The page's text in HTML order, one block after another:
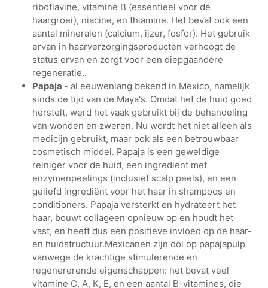
riboflavine, vitamine B (essentieel voor de
haargroei), niacine, en thiamine. Het bevat ook een
aantal mineralen (calcium, ijzer, fosfor). Het gebruik
ervan in haarverzorgingsproducten verhoogt de
status ervan en zorgt voor een diepgaandere
regeneratie..
Papaja - al eeuwenlang bekend in Mexico, namelijk
sinds de tijd van de Maya's. Omdat het de huid goed
herstelt, werd het vaak gebruikt bij de behandeling
van wonden en zweren. Nu wordt het niet alleen als
medicijn gebruikt, maar ook als een betrouwbaar
cosmetisch middel. Papaja is een geweldige
reiniger voor de huid, een ingrediënt met
enzymenpeelings (inclusief scalp peels), en een
geliefd ingrediënt voor het haar in shampoos en
conditioners. Papaja versterkt en hydrateert het
haar, bouwt collageen opnieuw op en houdt het
vast, en heeft dus een positieve invloed op de haar-
en huidstructuur.Mexicanen zijn dol op papajapulp
vanwege de krachtige stimulerende en
regenererende eigenschappen: het bevat veel
vitamine C, A, K, E, en een aantal B-vitamines, die